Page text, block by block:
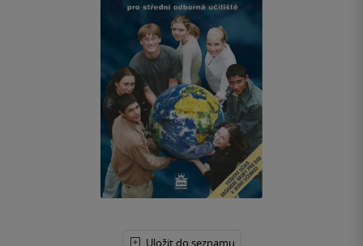
Uložit do seznamu